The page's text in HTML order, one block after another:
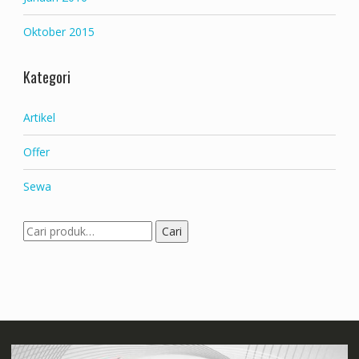
Oktober 2015
Kategori
Artikel
Offer
Sewa
Pencarian
untuk:
Cari